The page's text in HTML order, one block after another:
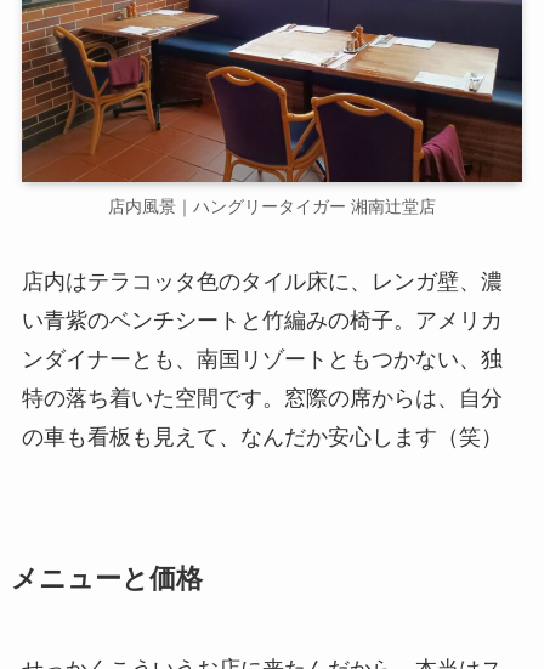
店内風景｜ハングリータイガー 湘南辻堂店
店内はテラコッタ色のタイル床に、レンガ壁、濃
い青紫のベンチシートと竹編みの椅子。アメリカ
ンダイナーとも、南国リゾートともつかない、独
特の落ち着いた空間です。窓際の席からは、自分
の車も看板も見えて、なんだか安心します（笑）
メニューと価格